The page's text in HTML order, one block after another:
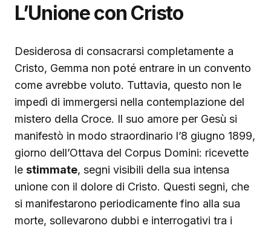
L’Unione con Cristo
Desiderosa di consacrarsi completamente a
Cristo, Gemma non poté entrare in un convento
come avrebbe voluto. Tuttavia, questo non le
impedì di immergersi nella contemplazione del
mistero della Croce. Il suo amore per Gesù si
manifestò in modo straordinario l’8 giugno 1899,
giorno dell’Ottava del Corpus Domini: ricevette
le stimmate, segni visibili della sua intensa
unione con il dolore di Cristo. Questi segni, che
si manifestarono periodicamente fino alla sua
morte, sollevarono dubbi e interrogativi tra i